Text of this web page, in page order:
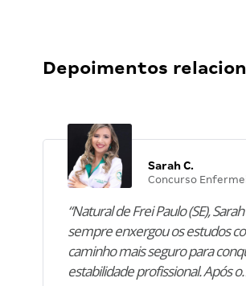
Depoimentos
Sarah C.
Concurso
“Natural de Frei Paulo (SE), Sarah
sempre enxergou os estudos
caminho mais seguro para
estabilidade profissional. Após